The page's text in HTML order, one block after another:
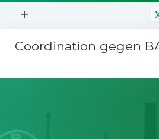
Menü
+
Mitmachen
Kontakt
Coordination gegen